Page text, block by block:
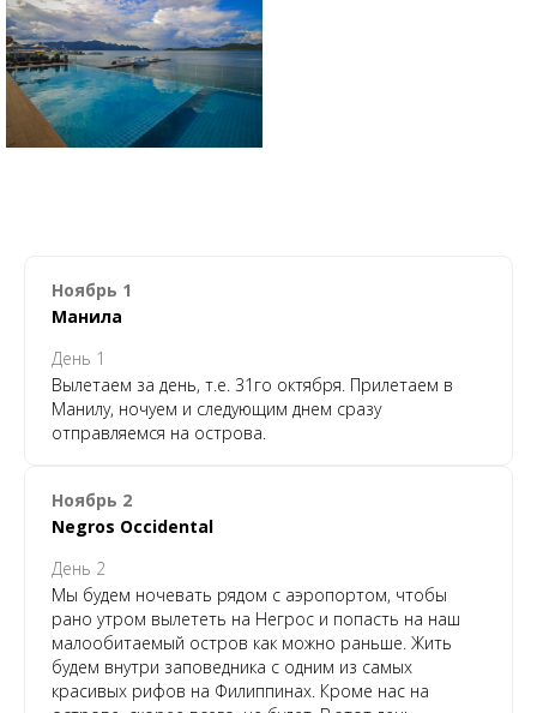
Ноябрь 1
Манила
День 1
Вылетаем за день, т.е. 31го октября. Прилетаем в
Манилу, ночуем и следующим днем сразу
отправляемся на острова.
Ноябрь 2
Negros Occidental
День 2
Мы будем ночевать рядом с аэропортом, чтобы
рано утром вылететь на Негрос и попасть на наш
малообитаемый остров как можно раньше. Жить
будем внутри заповедника с одним из самых
красивых рифов на Филиппинах. Кроме нас на